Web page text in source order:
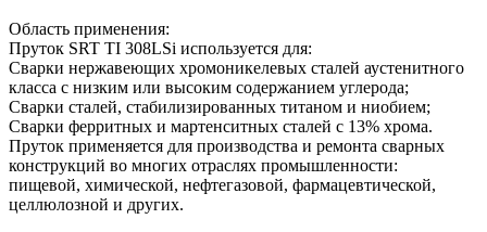
Область применения:
Пруток SRT TI 308LSi используется для:
Сварки нержавеющих хромоникелевых сталей аустенитного
класса с низким или высоким содержанием углерода;
Сварки сталей, стабилизированных титаном и ниобием;
Сварки ферритных и мартенситных сталей с 13% хрома.
Пруток применяется для производства и ремонта сварных
конструкций во многих отраслях промышленности:
пищевой, химической, нефтегазовой, фармацевтической,
целлюлозной и других.